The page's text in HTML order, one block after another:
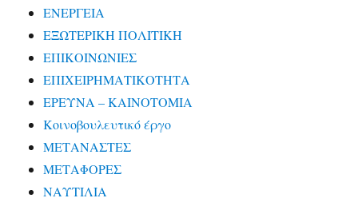
ΕΝΕΡΓΕΙΑ
ΕΞΩΤΕΡΙΚΗ ΠΟΛΙΤΙΚΗ
ΕΠΙΚΟΙΝΩΝΙΕΣ
ΕΠΙΧΕΙΡΗΜΑΤΙΚΟΤΗΤΑ
ΕΡΕΥΝΑ – ΚΑΙΝΟΤΟΜΙΑ
Κοινοβουλευτικό έργο
ΜΕΤΑΝΑΣΤΕΣ
ΜΕΤΑΦΟΡΕΣ
ΝΑΥΤΙΛΙΑ